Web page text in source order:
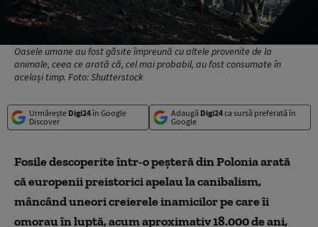
Oasele umane au fost găsite împreună cu altele provenite de la
animale, ceea ce arată că, cel mai probabil, au fost consumate în
același timp. Foto: Shutterstock
Urmărește Digi24în Google
Discover
Adaugă Digi24ca sursă preferată în
Google
Fosile descoperite într-o peșteră din Polonia arată
că europenii preistorici apelau la canibalism,
mâncând uneori creierele inamicilor pe care îi
omorau în luptă, acum aproximativ 18.000 de ani,